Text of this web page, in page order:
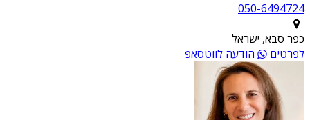
050-6494724
כפר סבא, ישראל
לפרטים
הודעה לווטסאפ